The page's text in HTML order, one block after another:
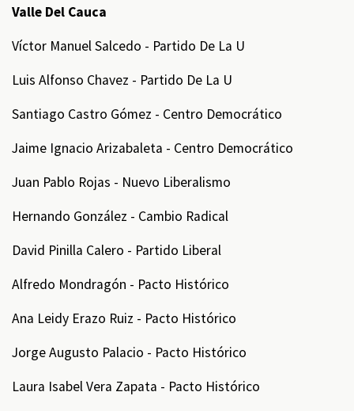
Valle Del Cauca
Víctor Manuel Salcedo - Partido De La U
Luis Alfonso Chavez - Partido De La U
Santiago Castro Gómez - Centro Democrático
Jaime Ignacio Arizabaleta - Centro Democrático
Juan Pablo Rojas - Nuevo Liberalismo
Hernando González - Cambio Radical
David Pinilla Calero - Partido Liberal
Alfredo Mondragón - Pacto Histórico
Ana Leidy Erazo Ruiz - Pacto Histórico
Jorge Augusto Palacio - Pacto Histórico
Laura Isabel Vera Zapata - Pacto Histórico